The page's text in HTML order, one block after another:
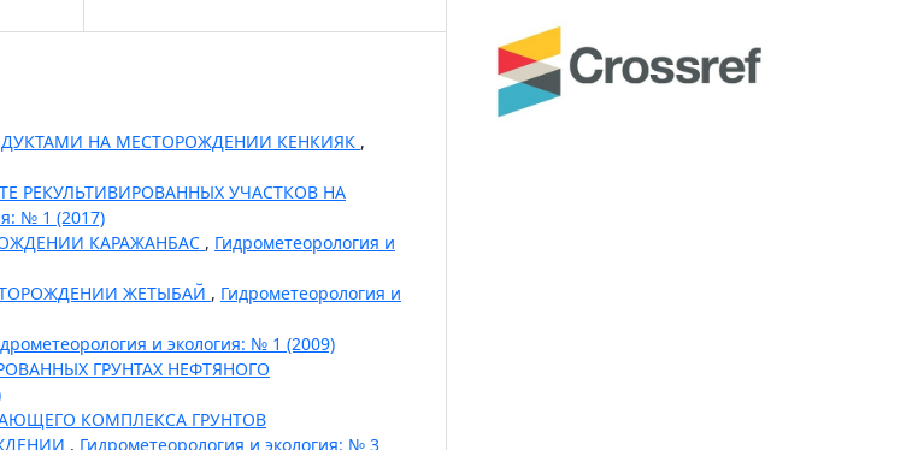
НА МЕСТОРОЖДЕНИИ КЕНКИЯК ,
РЕКУЛЬТИВИРОВАННЫХ УЧАСТКОВ НА
№ 1 (2017)
КАРАЖАНБАС , Гидрометеорология и
ЖЕТЫБАЙ , Гидрометеорология и
и экология: № 1 (2009)
ГРУНТАХ НЕФТЯНОГО
КОМПЛЕКСА ГРУНТОВ
, Гидрометеорология и экология: № 3